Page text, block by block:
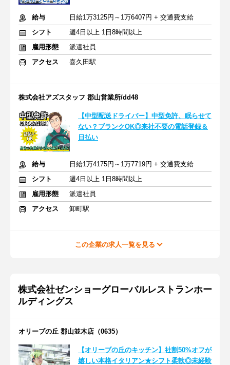
給与
日給1万3125円～1万6407円 + 交通費支給
シフト
週4日以上 1日8時間以上
雇用形態
派遣社員
アクセス
喜久田駅
株式会社アズスタッフ 郡山営業所/dd48
【中型配送ドライバー】中型免許、眠らせて
ない？ブランクOK◎来社不要の電話登録＆
日払い
給与
日給1万4175円～1万7719円 + 交通費支給
シフト
週4日以上 1日8時間以上
雇用形態
派遣社員
アクセス
卸町駅
この企業の求人一覧を見る
株式会社ゼンショーグローバルレストランホー
ルディングス
オリーブの丘 郡山並木店（0635）
【オリーブの丘のキッチン】社割50%オフが
嬉しい本格イタリアン★シフト柔軟◎未経験